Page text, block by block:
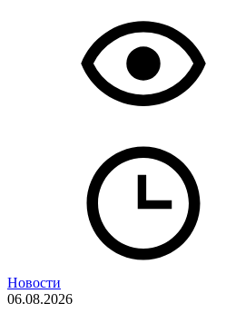
Новости
06.08.2026